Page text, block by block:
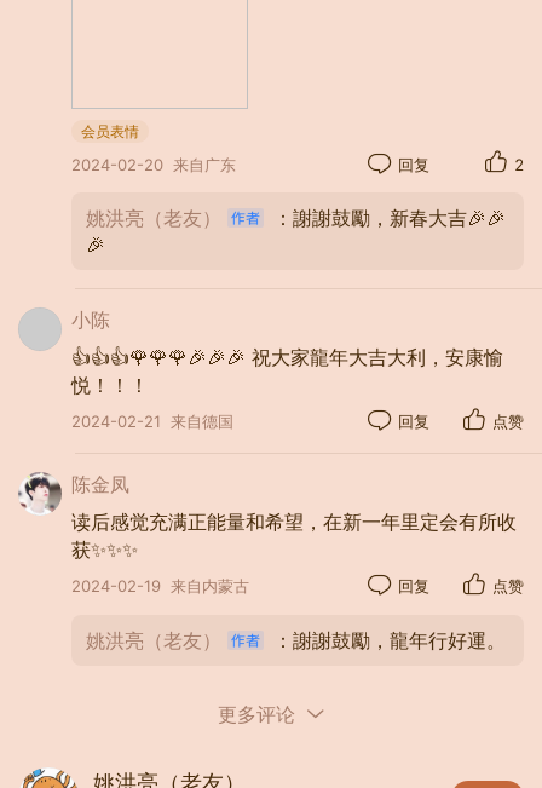
会员表情
2024-02-20 来自广东 回复 2
姚洪亮（老友）
：謝謝鼓勵，新春大吉🎉🎉
🎉
小陈
👍👍👍🌹🌹🌹🎉🎉🎉 祝大家龍年大吉大利，安康愉
悦！！！
2024-02-21 来自德国 回复 点赞
陈金凤
读后感觉充满正能量和希望，在新一年里定会有所收
获✨✨✨
2024-02-19 来自内蒙古 回复 点赞
姚洪亮（老友） ：謝謝鼓勵，龍年行好運。
更多评论
姚洪亮（老友）